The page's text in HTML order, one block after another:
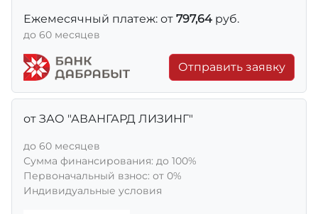
Ежемесячный платеж: от 797,64 руб.
до 60 месяцев
Отправить заявку
от ЗАО "АВАНГАРД ЛИЗИНГ"
до 60 месяцев
Сумма финансирования: до 100%
Первоначальный взнос: от 0%
Индивидуальные условия